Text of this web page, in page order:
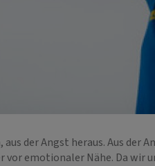
der Angst heraus. Aus der
emotionaler Nähe. Da wir